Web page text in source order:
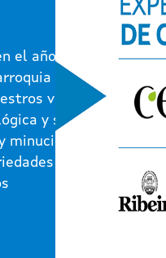
el año
de
vinos
y son